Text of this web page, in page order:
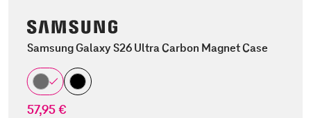
Samsung Galaxy S26 Ultra Carbon Magnet Case
57,95 €